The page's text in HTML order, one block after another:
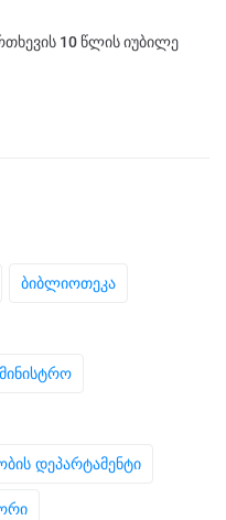
10 წლის იუბილე
ბიბლიოთეკა
დეპარტამენტი